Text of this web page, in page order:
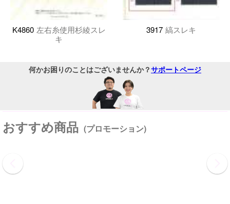
K4860 左右糸使用杉綾スレ
キ
3917 縞スレキ
何かお困りのことはございませんか？サポートページ
おすすめ商品 (プロモーション)